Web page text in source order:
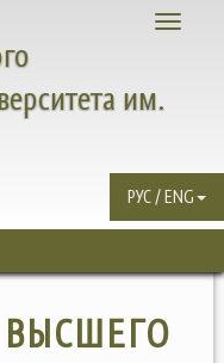
Toggle
им.
РУС / ENG